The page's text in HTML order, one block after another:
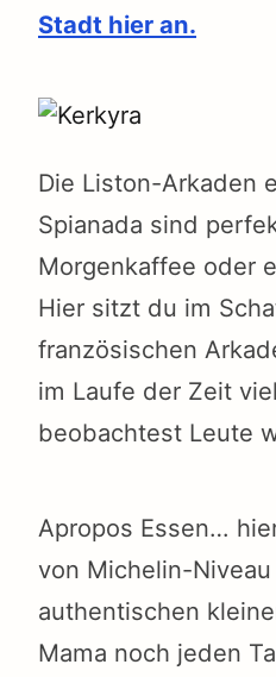
Stadt hier an.
Die Liston-Arkaden
Spianada sind
Morgenkaffee oder
Hier sitzt du im
französischen
im Laufe der Zeit
beobachtest Leute
Apropos Essen…
von Michelin-
authentischen
Mama noch jeden